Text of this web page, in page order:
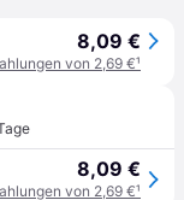
8,09 €
von 2,69 €¹
8,09 €
von 2,69 €¹